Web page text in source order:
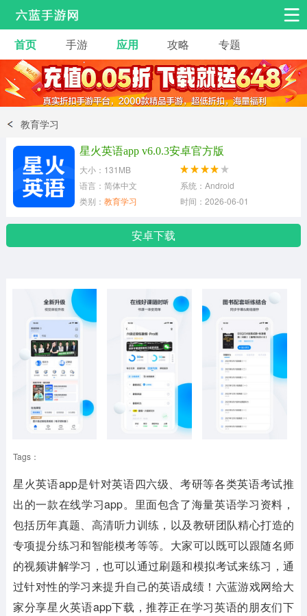
安卓手游 手游工具
热门手游 角色扮演 益智休闲
动作射击
冒险解谜
体育竞技
首页 手游 应用 攻略 专题
教育学习
星火英语app v6.0.3安卓官方版
大小：131MB
语言：简体中文
系统：Android
类别： 教育学习 时间：2026-06-01
安卓下载
Tags：
星火英语app是针对英语四六级、考研等各类英语考试推
出的一款在线学习app。里面包含了海量英语学习资料，
包括历年真题、高清听力训练，以及教研团队精心打造的
专项提分练习和智能模考等等。大家可以既可以跟随名师
的视频讲解学习，也可以通过刷题和模拟考试来练习，通
过针对性的学习来提升自己的英语成绩！六蓝游戏网给大
家分享星火英语app下载，推荐正在学习英语的朋友们下